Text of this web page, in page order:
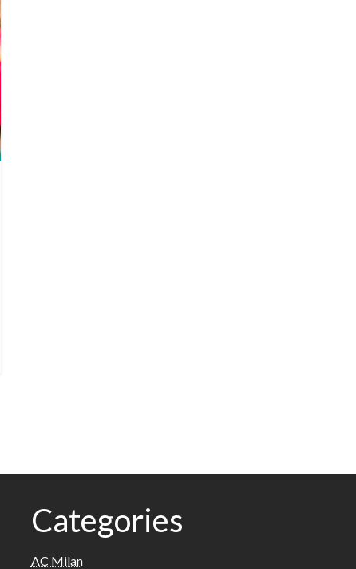
Categories
AC Milan